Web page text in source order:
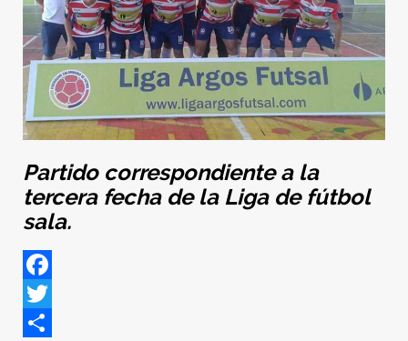
Partido correspondiente a la
tercera fecha de la Liga de fútbol
sala.
Facebook
Twitter